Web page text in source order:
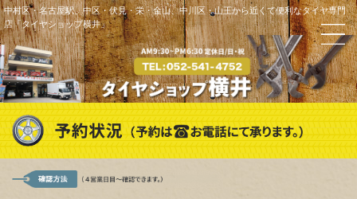
中村区・名古屋駅、中区・伏見・栄・金山、中川区・山王から近くて便利なタイヤ専門
店「タイヤショップ横井」